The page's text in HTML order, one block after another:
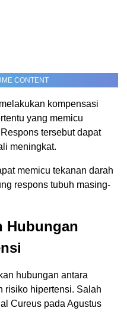
CONTENT
kompensasi
yang memicu
tersebut dapat
meningkat.
memicu tekanan darah
respons tubuh masing-
Hubungan
hubungan antara
risiko hipertensi. Salah
Cureus pada Agustus